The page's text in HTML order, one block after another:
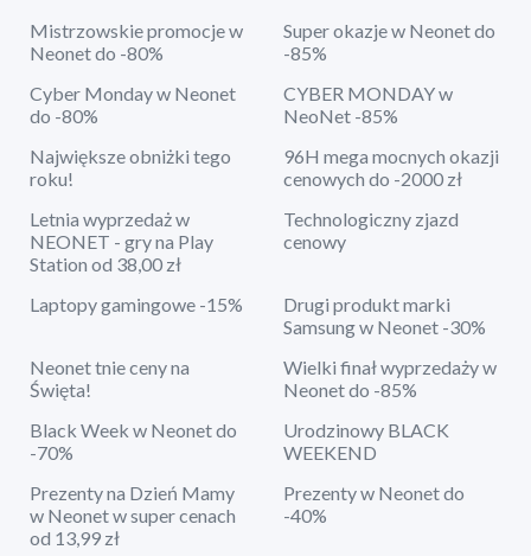
Mistrzowskie promocje w
Neonet do -80%
Super okazje w Neonet do
-85%
Cyber Monday w Neonet
do -80%
CYBER MONDAY w
NeoNet -85%
Największe obniżki tego
roku!
96H mega mocnych okazji
cenowych do -2000 zł
Letnia wyprzedaż w
NEONET - gry na Play
Station od 38,00 zł
Technologiczny zjazd
cenowy
Laptopy gamingowe -15%
Drugi produkt marki
Samsung w Neonet -30%
Neonet tnie ceny na
Święta!
Wielki finał wyprzedaży w
Neonet do -85%
Black Week w Neonet do
-70%
Urodzinowy BLACK
WEEKEND
Prezenty na Dzień Mamy
w Neonet w super cenach
od 13,99 zł
Prezenty w Neonet do
-40%